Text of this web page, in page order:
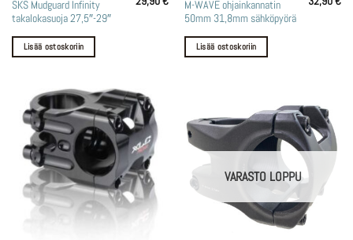
SKS Mudguard Infinity
takalokasuoja 27,5″-29″
Lisää ostoskoriin
M-WAVE ohjainkannatin
50mm 31,8mm sähköpyörä
Lisää ostoskoriin
VARASTO LOPPU